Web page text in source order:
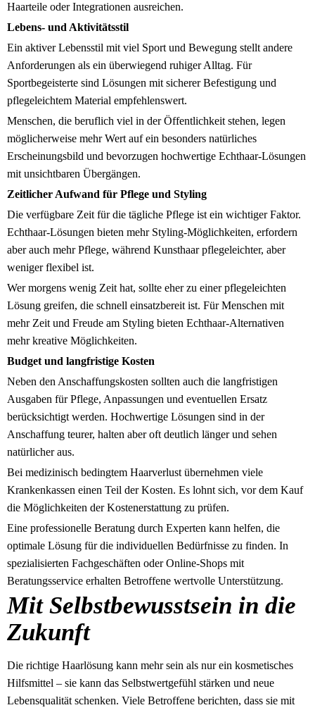
Haarteile oder Integrationen ausreichen.
Lebens- und Aktivitätsstil
Ein aktiver Lebensstil mit viel Sport und Bewegung stellt andere
Anforderungen als ein überwiegend ruhiger Alltag. Für
Sportbegeisterte sind Lösungen mit sicherer Befestigung und
pflegeleichtem Material empfehlenswert.
Menschen, die beruflich viel in der Öffentlichkeit stehen, legen
möglicherweise mehr Wert auf ein besonders natürliches
Erscheinungsbild und bevorzugen hochwertige Echthaar-Lösungen
mit unsichtbaren Übergängen.
Zeitlicher Aufwand für Pflege und Styling
Die verfügbare Zeit für die tägliche Pflege ist ein wichtiger Faktor.
Echthaar-Lösungen bieten mehr Styling-Möglichkeiten, erfordern
aber auch mehr Pflege, während Kunsthaar pflegeleichter, aber
weniger flexibel ist.
Wer morgens wenig Zeit hat, sollte eher zu einer pflegeleichten
Lösung greifen, die schnell einsatzbereit ist. Für Menschen mit
mehr Zeit und Freude am Styling bieten Echthaar-Alternativen
mehr kreative Möglichkeiten.
Budget und langfristige Kosten
Neben den Anschaffungskosten sollten auch die langfristigen
Ausgaben für Pflege, Anpassungen und eventuellen Ersatz
berücksichtigt werden. Hochwertige Lösungen sind in der
Anschaffung teurer, halten aber oft deutlich länger und sehen
natürlicher aus.
Bei medizinisch bedingtem Haarverlust übernehmen viele
Krankenkassen einen Teil der Kosten. Es lohnt sich, vor dem Kauf
die Möglichkeiten der Kostenerstattung zu prüfen.
Eine professionelle Beratung durch Experten kann helfen, die
optimale Lösung für die individuellen Bedürfnisse zu finden. In
spezialisierten Fachgeschäften oder Online-Shops mit
Beratungsservice erhalten Betroffene wertvolle Unterstützung.
Mit Selbstbewusstsein in die
Zukunft
Die richtige Haarlösung kann mehr sein als nur ein kosmetisches
Hilfsmittel – sie kann das Selbstwertgefühl stärken und neue
Lebensqualität schenken. Viele Betroffene berichten, dass sie mit